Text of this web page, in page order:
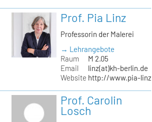
Prof. Pia Linz
Professorin der Malerei
→ Lehrangebote
Raum
M 2.05
Email
linz(at)kh-berlin.de
Website http://www.pia-
Prof. Carolin
Losch